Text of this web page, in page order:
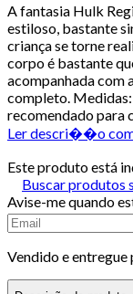
A fantasia Hulk
estiloso, bastante
criança se torne
corpo é bastante
acompanhada com
completo.
recomendado para
Ler descri��o
Este produto está
Buscar produtos
Avise-me quando
Vendido e entregue